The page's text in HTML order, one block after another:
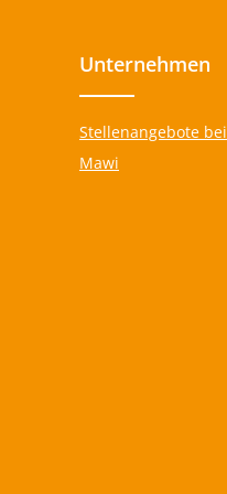
Unternehmen
Stellenangebote bei
Mawi